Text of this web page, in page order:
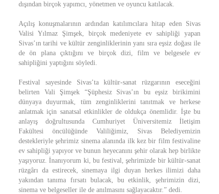
dışından birçok yapımcı, yönetmen ve oyuncu katılacak.
Açılış konuşmalarının ardından katılımcılara hitap eden Sivas
Valisi Yılmaz Şimşek, birçok medeniyete ev sahipliği yapan
Sivas’ın tarihi ve kültür zenginliklerinin yanı sıra eşsiz doğası ile
de ön plana çıktığını ve birçok dizi, film ve belgesele ev
sahipliğini yaptığını söyledi.
Festival sayesinde Sivas’ta kültür-sanat rüzgarının eseceğini
belirten Vali Şimşek “Şüphesiz Sivas’ın bu eşsiz birikimini
dünyaya duyurmak, tüm zenginliklerini tanıtmak ve herkese
anlatmak için sanatsal etkinlikler de oldukça önemlidir. İşte bu
anlayış doğrultusunda Cumhuriyet Üniversitemiz İletişim
Fakültesi öncülüğünde Valiliğimiz, Sivas Belediyemizin
destekleriyle şehrimiz sinema alanında ilk kez bir film festivaline
ev sahipliği yapıyor ve bunun heyecanını şehir olarak hep birlikte
yaşıyoruz. İnanıyorum ki, bu festival, şehrimizde bir kültür-sanat
rüzgârı da estirecek, sinemaya ilgi duyan herkes ilimizi daha
yakından tanıma fırsatı bulacak, bu etkinlik, şehrimizin dizi,
sinema ve belgeseller ile de anılmasını sağlayacaktır.” dedi.